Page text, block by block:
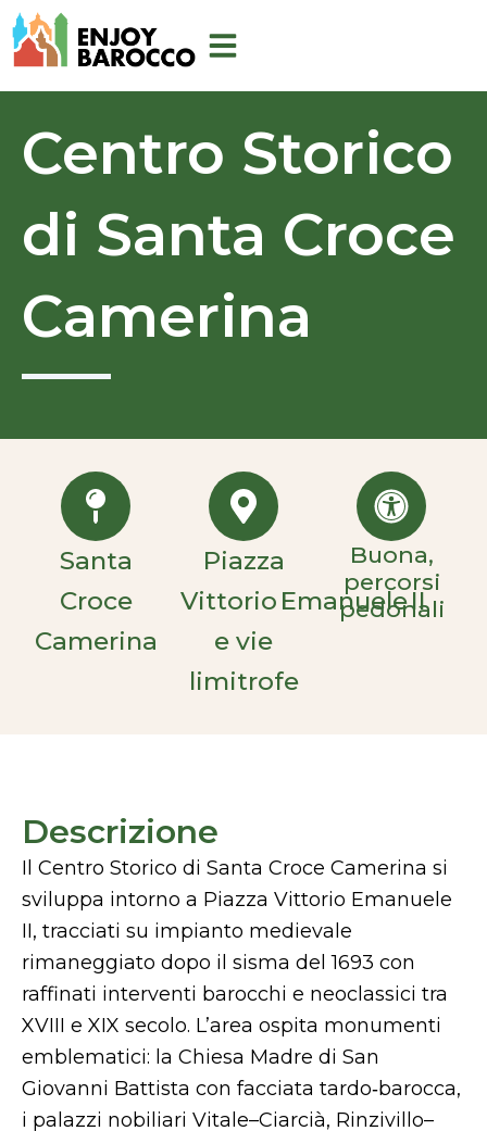
Aller
au
Centro Storico
di Santa Croce
Camerina
Santa
Croce
Camerina
Piazza
Vittorio Emanuele II
e vie
limitrofe
Buona,
percorsi
pedonali
Descrizione
Il Centro Storico di Santa Croce Camerina si
sviluppa intorno a Piazza Vittorio Emanuele
II, tracciati su impianto medievale
rimaneggiato dopo il sisma del 1693 con
raffinati interventi barocchi e neoclassici tra
XVIII e XIX secolo. L’area ospita monumenti
emblematici: la Chiesa Madre di San
Giovanni Battista con facciata tardo‑barocca,
i palazzi nobiliari Vitale–Ciarcià, Rinzivillo–